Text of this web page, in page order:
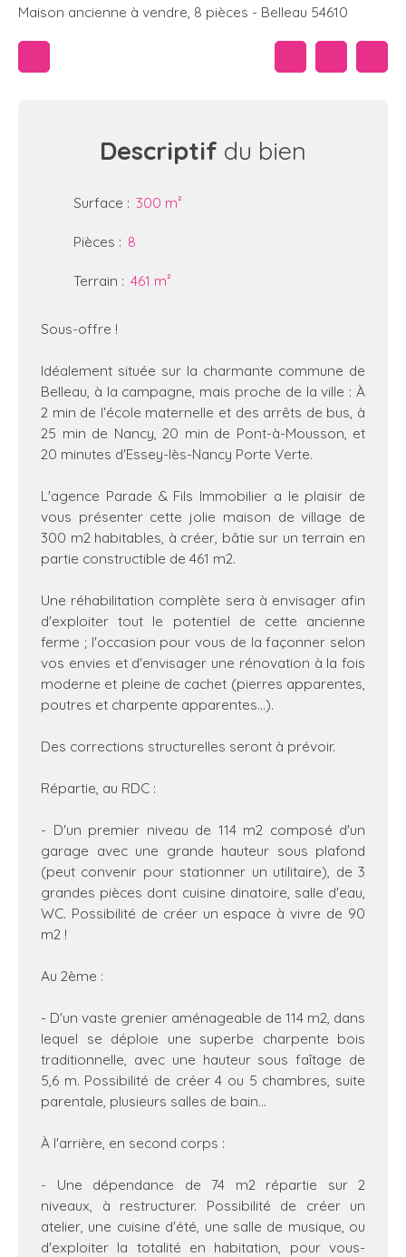
Maison ancienne à vendre, 8 pièces - Belleau 54610
Descriptif du bien
Surface : 300 m²
Pièces : 8
Terrain : 461 m²
Sous-offre !
Idéalement située sur la charmante commune de
Belleau, à la campagne, mais proche de la ville : À
2 min de l'école maternelle et des arrêts de bus, à
25 min de Nancy, 20 min de Pont-à-Mousson, et
20 minutes d'Essey-lès-Nancy Porte Verte.
L'agence Parade & Fils Immobilier a le plaisir de
vous présenter cette jolie maison de village de
300 m2 habitables, à créer, bâtie sur un terrain en
partie constructible de 461 m2.
Une réhabilitation complète sera à envisager afin
d'exploiter tout le potentiel de cette ancienne
ferme ; l'occasion pour vous de la façonner selon
vos envies et d'envisager une rénovation à la fois
moderne et pleine de cachet (pierres apparentes,
poutres et charpente apparentes...).
Des corrections structurelles seront à prévoir.
Répartie, au RDC :
- D'un premier niveau de 114 m2 composé d'un
garage avec une grande hauteur sous plafond
(peut convenir pour stationner un utilitaire), de 3
grandes pièces dont cuisine dinatoire, salle d'eau,
WC. Possibilité de créer un espace à vivre de 90
m2 !
Au 2ème :
- D'un vaste grenier aménageable de 114 m2, dans
lequel se déploie une superbe charpente bois
traditionnelle, avec une hauteur sous faîtage de
5,6 m. Possibilité de créer 4 ou 5 chambres, suite
parentale, plusieurs salles de bain...
À l'arrière, en second corps :
- Une dépendance de 74 m2 répartie sur 2
niveaux, à restructurer. Possibilité de créer un
atelier, une cuisine d'été, une salle de musique, ou
d'exploiter la totalité en habitation, pour vous-